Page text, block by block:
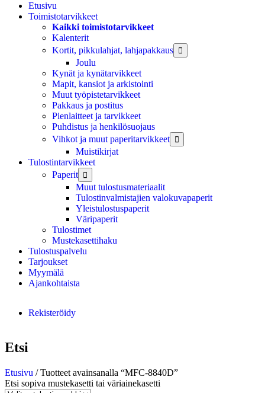
Etusivu
Toimistotarvikkeet
Kaikki toimistotarvikkeet
Kalenterit
Kortit, pikkulahjat, lahjapakkaus

Joulu
Kynät ja kynätarvikkeet
Mapit, kansiot ja arkistointi
Muut työpistetarvikkeet
Pakkaus ja postitus
Pienlaitteet ja tarvikkeet
Puhdistus ja henkilösuojaus
Vihkot ja muut paperitarvikkeet

Muistikirjat
Tulostintarvikkeet
Paperit

Muut tulostusmateriaalit
Tulostinvalmistajien valokuvapaperit
Yleistulostuspaperit
Väripaperit
Tulostimet
Mustekasettihaku
Tulostuspalvelu
Tarjoukset
Myymälä
Ajankohtaista
Rekisteröidy
Etsi
Etusivu / Tuotteet avainsanalla “MFC-8840D”
Etsi sopiva mustekasetti tai väriainekasetti